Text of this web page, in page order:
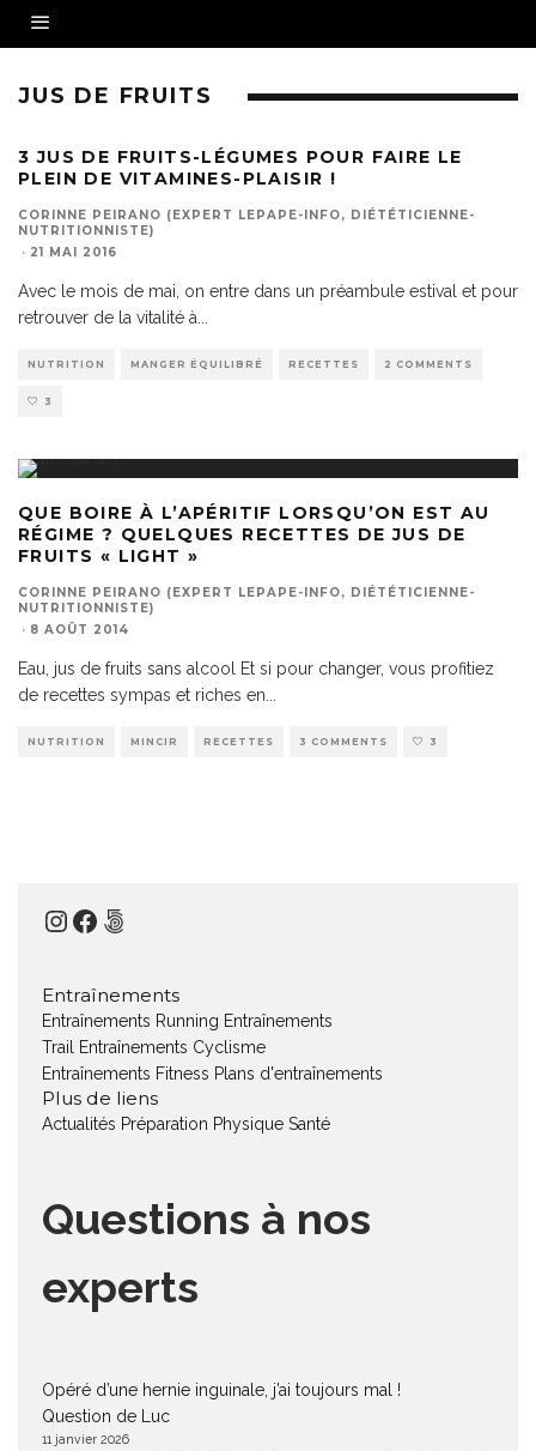
JUS DE FRUITS
3 JUS DE FRUITS-LÉGUMES POUR FAIRE LE
PLEIN DE VITAMINES-PLAISIR !
CORINNE PEIRANO (EXPERT LEPAPE-INFO, DIÉTÉTICIENNE-
NUTRITIONNISTE)
· 21 MAI 2016
Avec le mois de mai, on entre dans un préambule estival et pour
retrouver de la vitalité à
NUTRITION MANGER ÉQUILIBRÉ RECETTES 2 COMMENTS
3
QUE BOIRE À L’APÉRITIF LORSQU’ON EST AU
RÉGIME ? QUELQUES RECETTES DE JUS DE
FRUITS « LIGHT »
CORINNE PEIRANO (EXPERT LEPAPE-INFO, DIÉTÉTICIENNE-
NUTRITIONNISTE)
· 8 AOÛT 2014
Eau, jus de fruits sans alcool Et si pour changer, vous profitiez
de recettes sympas et riches en
NUTRITION MINCIR RECETTES 3 COMMENTS 3
Instagram
Facebook
500px
Entraînements
Entraînements Running Entraînements
Trail
Entraînements Cyclisme
Entraînements Fitness Plans d'entraînements
Plus de liens
Actualités Préparation Physique Santé
Questions à nos
experts
Opéré d’une hernie inguinale, j’ai toujours mal !
Question de Luc
11 janvier 2026